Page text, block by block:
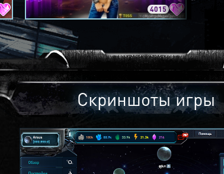
4015
Скриншоты игры